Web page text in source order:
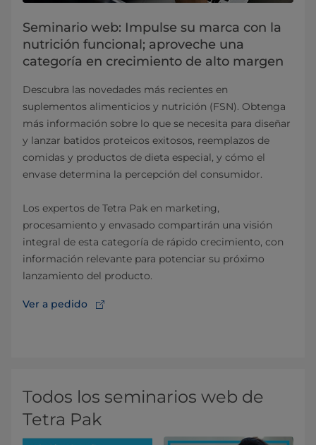
Seminario web: Impulse su marca con la
nutrición funcional; aproveche una
categoría en crecimiento de alto margen
Descubra las novedades más recientes en
suplementos alimenticios y nutrición (FSN). Obtenga
más información sobre lo que se necesita para diseñar
y lanzar batidos proteicos exitosos, reemplazos de
comidas y productos de dieta especial, y cómo el
envase determina la percepción del consumidor.
Los expertos de Tetra Pak en marketing,
procesamiento y envasado compartirán una visión
integral de esta categoría de rápido crecimiento, con
información relevante para potenciar su próximo
lanzamiento del producto.
Ver a pedido
Todos los seminarios web de
Tetra Pak